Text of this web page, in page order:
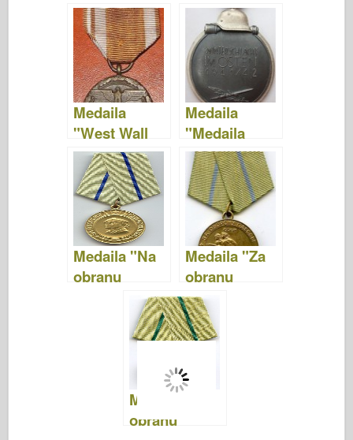
medaila
vojenského
valoru"
medaila za
vojnu 1939-
45"
Medaila
"West Wall
Medal"
Medaila
"Medaila
východného
frontu"
Medaila "Na
obranu
Sevastopoľa"
Medaila "Za
obranu
Odesy"
Medaila "Za
obranu